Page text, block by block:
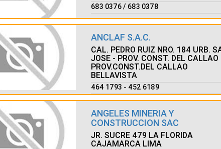
683 0376 / 683 0378
ANCLAF S.A.C.
CAL. PEDRO RUIZ NRO. 184 URB.
JOSE - PROV. CONST. DEL CALLAO
PROV.CONST.DEL CALLAO
BELLAVISTA
464 1793 - 452 6189
ANGELES MINERIA Y
CONSTRUCCION SAC
JR. SUCRE 479 LA FLORIDA
CAJAMARCA LIMA